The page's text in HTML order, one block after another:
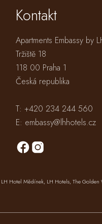
Kontakt
Apartments Embassy by
Tržiště 18
118 00 Praha 1
Česká republika
T: +420 234 244 560
E: embassy@lhhotels.cz
LH Hotel Mědínek, LH Hotels, The Golden